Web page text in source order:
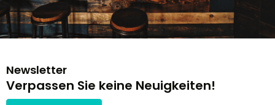
Newsletter
Verpassen Sie keine Neuigkeiten!